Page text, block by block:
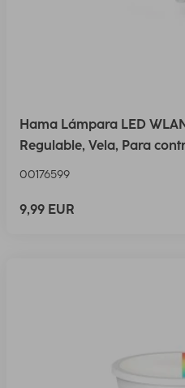
Hama Lámpara LED WLAN
Regulable, Vela, Para
00176599
9,99 EUR